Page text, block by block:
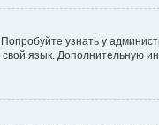
узнать у
свой язык. Дополнительную